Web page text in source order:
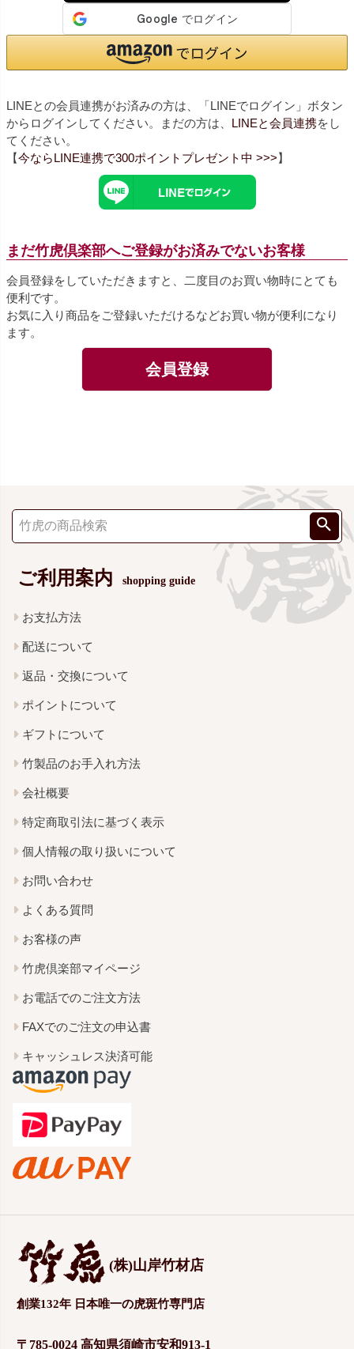
LINEとの会員連携がお済みの方は、「LINEでログイン」ボタン
からログインしてください。まだの方は、 LINEと会員連携をし
てください。
【今ならLINE連携で300ポイントプレゼント中 >>>】
まだ竹虎倶楽部へご登録がお済みでないお客様
会員登録をしていただきますと、二度目のお買い物時にとても
便利です。
お気に入り商品をご登録いただけるなどお買い物が便利になり
ます。
会員登録
ご利用案内 shopping guide
お支払方法
配送について
返品・交換について
ポイントについて
ギフトについて
竹製品のお手入れ方法
会社概要
特定商取引法に基づく表示
個人情報の取り扱いについて
お問い合わせ
よくある質問
お客様の声
竹虎倶楽部マイページ
お電話でのご注文方法
FAXでのご注文の申込書
キャッシュレス決済可能
(株)山岸竹材店
創業132年 日本唯一の虎斑竹専門店
〒785-0024 高知県須崎市安和913-1